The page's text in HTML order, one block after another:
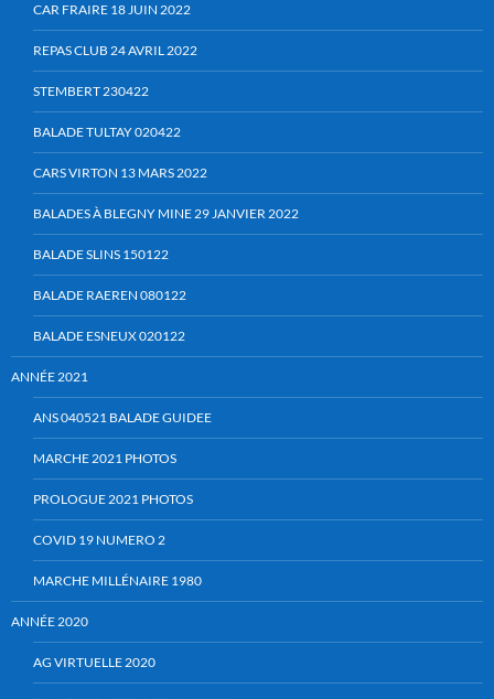
CAR FRAIRE 18 JUIN 2022
REPAS CLUB 24 AVRIL 2022
STEMBERT 230422
BALADE TULTAY 020422
CARS VIRTON 13 MARS 2022
BALADES À BLEGNY MINE 29 JANVIER 2022
BALADE SLINS 150122
BALADE RAEREN 080122
BALADE ESNEUX 020122
ANNÉE 2021
ANS 040521 BALADE GUIDEE
MARCHE 2021 PHOTOS
PROLOGUE 2021 PHOTOS
COVID 19 NUMERO 2
MARCHE MILLÉNAIRE 1980
ANNÉE 2020
AG VIRTUELLE 2020